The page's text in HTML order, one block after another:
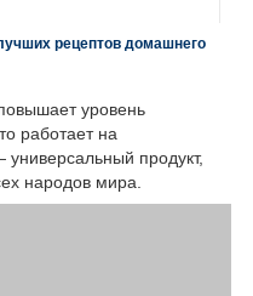
рецептов домашнего
уровень
работает на
продукт,
народов мира.